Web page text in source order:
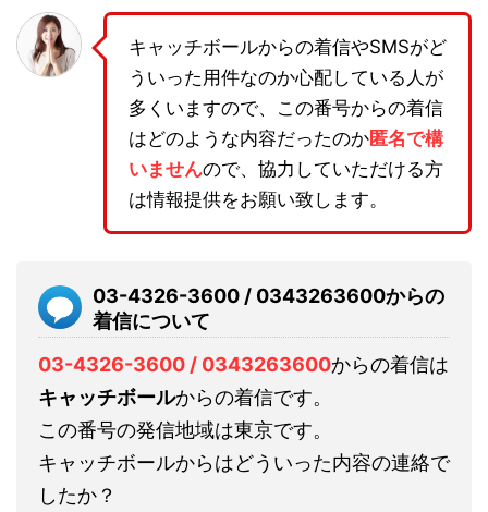
キャッチボールからの着信やSMSがど
ういった用件なのか心配している人が
多くいますので、この番号からの着信
はどのような内容だったのか匿名で構
いませんので、協力していただける方
は情報提供をお願い致します。
03-4326-3600 / 0343263600からの
着信について
03-4326-3600 / 0343263600からの着信は
キャッチボールからの着信です。
この番号の発信地域は東京です。
キャッチボールからはどういった内容の連絡で
したか？